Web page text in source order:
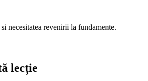
necesitatea revenirii la fundamente.
lecție